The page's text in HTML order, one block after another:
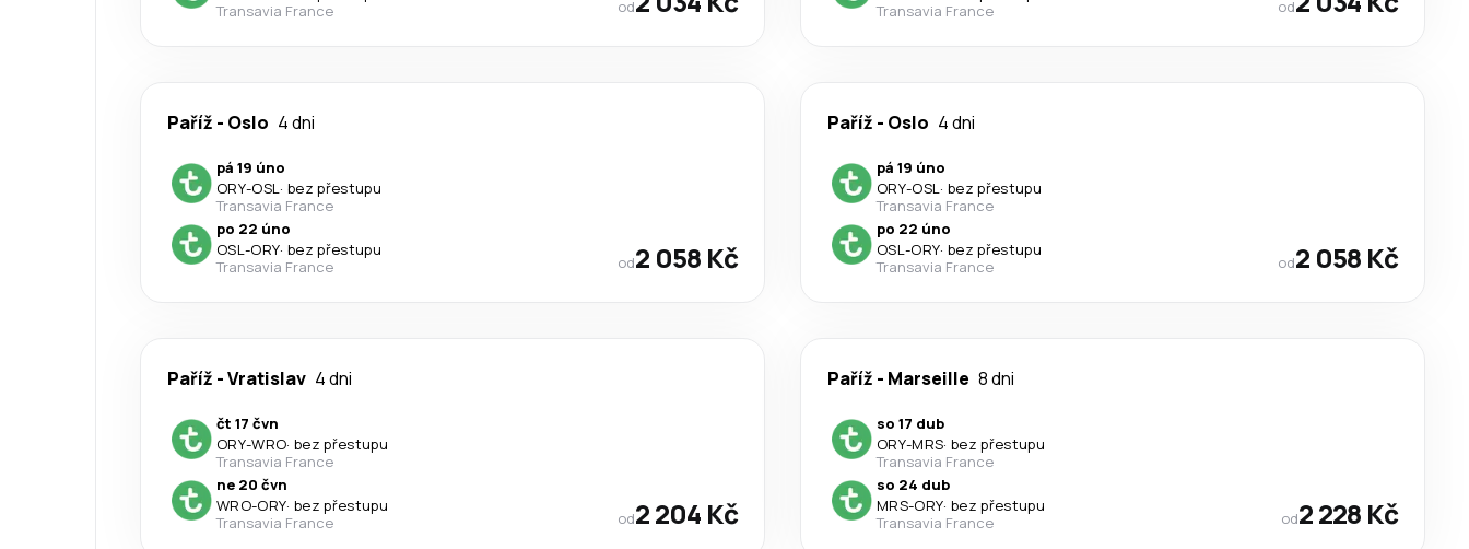
Transavia France
od
Transavia France
od
Paříž - Oslo 4 dni
pá 19 úno
ORY-OSL · bez přestupu
Transavia France
po 22 úno
OSL -ORY· bez přestupu
Transavia France
od2 058 Kč
Paříž - Oslo 4 dni
pá 19 úno
ORY-OSL · bez přestupu
Transavia France
po 22 úno
OSL -ORY· bez přestupu
Transavia France
od2 058 Kč
Paříž -Vratislav 4 dni
čt 17 čvn
ORY-WRO· bez přestupu
Transavia France
ne 20 čvn
WRO-ORY· bez přestupu
Transavia France
od2 204 Kč
Paříž - Marseille 8 dni
so 17 dub
ORY-MRS· bez přestupu
Transavia France
so 24 dub
MRS-ORY· bez přestupu
Transavia France
od2 228 Kč